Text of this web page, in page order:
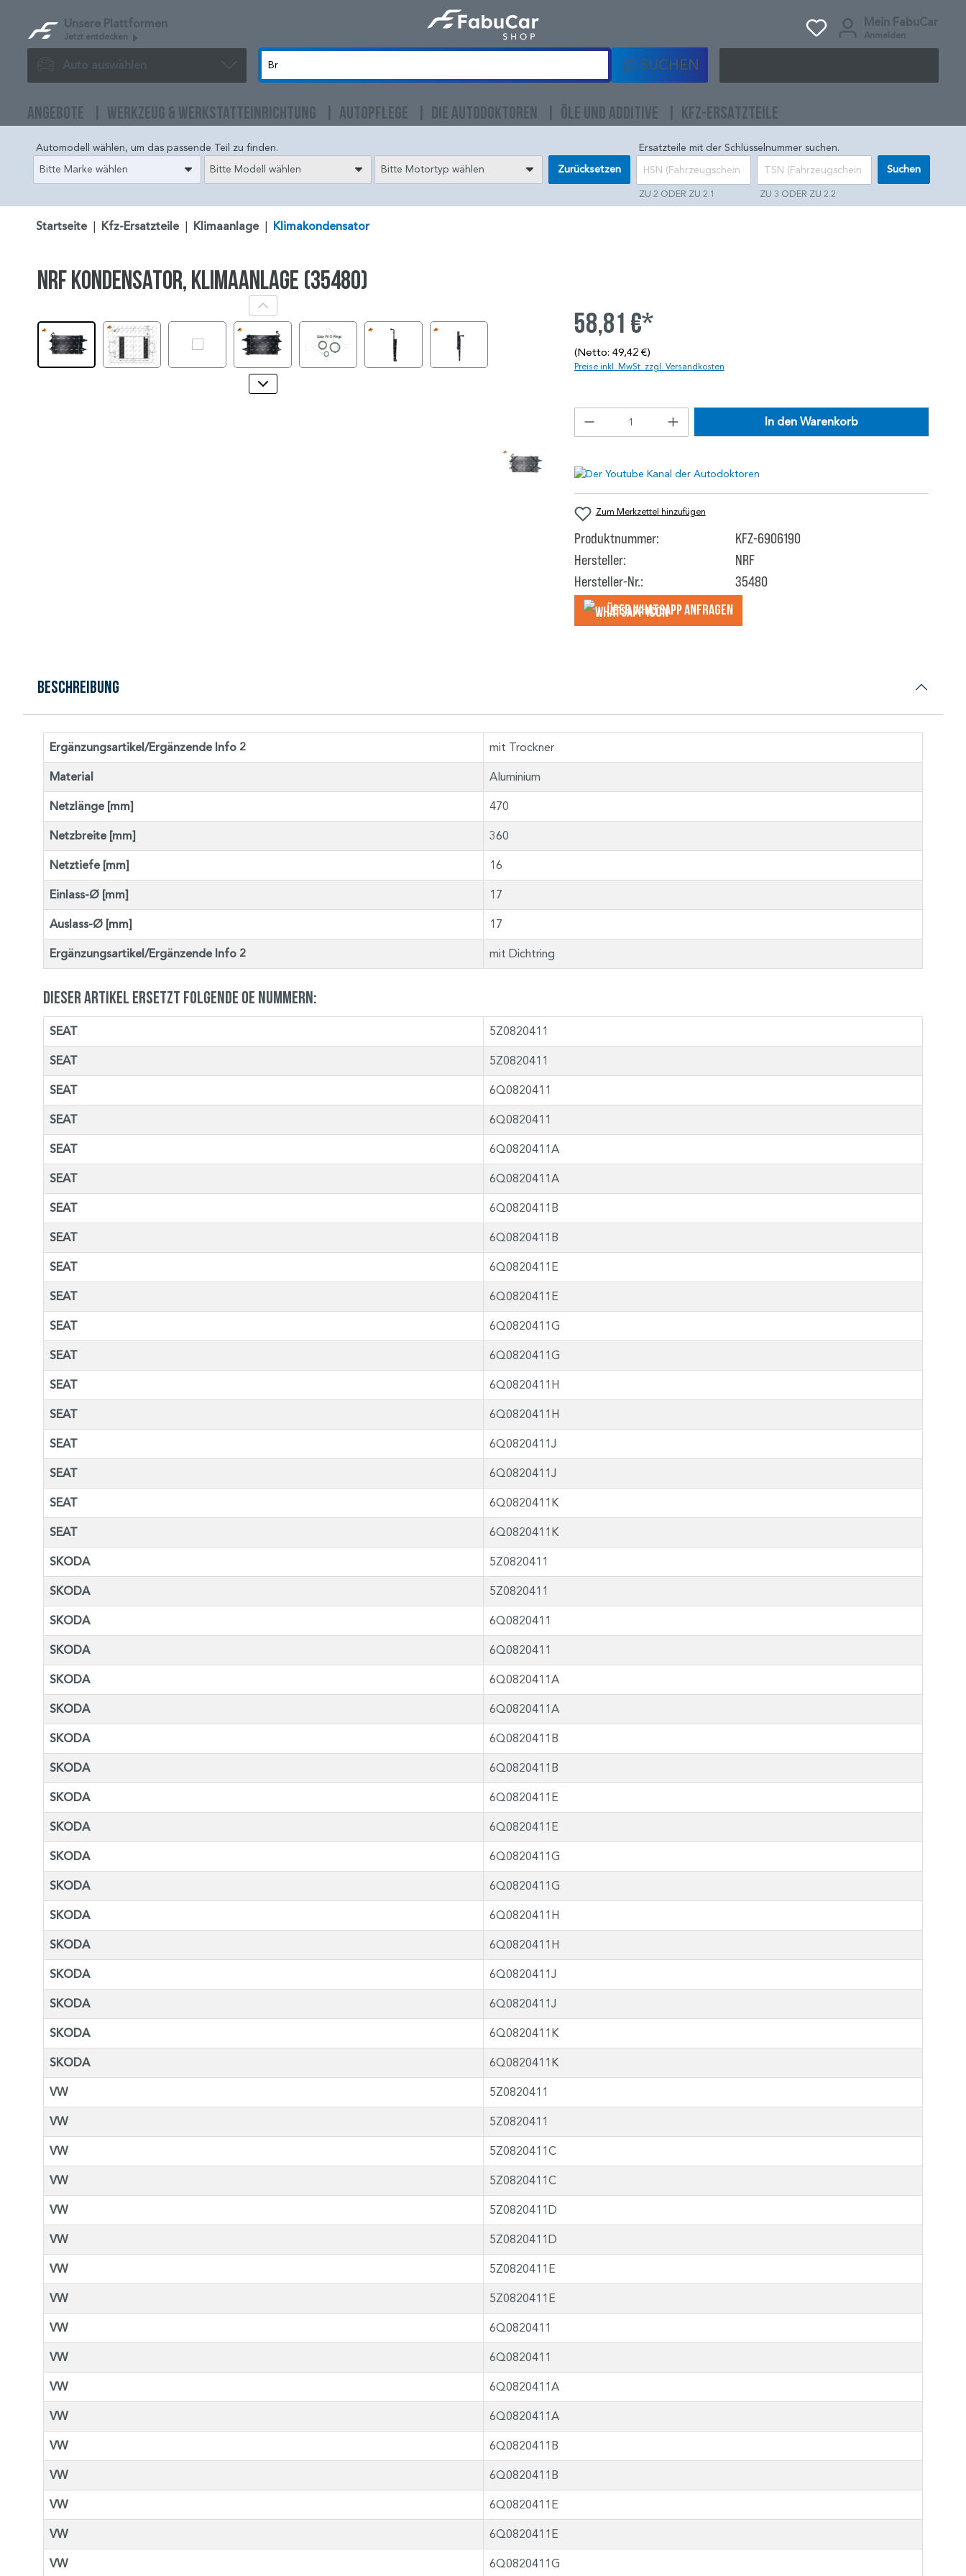
Unsere Plattformen
Jetzt entdecken
Mein FabuCar
Anmelden
Auto auswählen SUCHEN
ANGEBOTE WERKZEUG & WERKSTATTEINRICHTUNG AUTOPFLEGE DIE AUTODOKTOREN ÖLE UND ADDITIVE KFZ-ERSATZTEILE
Automodell wählen, um das passende Teil zu finden.
Bitte Marke wählen
Bitte Modell wählen Bitte Motortyp wählen Zurücksetzen
Ersatzteile mit der Schlüsselnummer suchen.
ZU 2 ODER ZU 2.1 ZU 3 ODER ZU 2.2
Suchen
Startseite Kfz-Ersatzteile Klimaanlage Klimakondensator
NRF Kondensator, Klimaanlage (35480)
58,81 €*
(Netto: 49,42 €)
Preise inkl. MwSt. zzgl. Versandkosten
In den Warenkorb
Zum Merkzettel hinzufügen
Produktnummer:
KFZ-6906190
Hersteller:
NRF
Hersteller-Nr.:
35480
Über WhatsApp anfragеn
Beschreibung
Ergänzungsartikel/Ergänzende Info 2 mit Trockner
Material Aluminium
Netzlänge [mm] 470
Netzbreite [mm] 360
Netztiefe [mm] 16
Einlass-Ø [mm] 17
Auslass-Ø [mm] 17
Ergänzungsartikel/Ergänzende Info 2 mit Dichtring
Dieser Artikel ersetzt folgende OE Nummern:
SEAT 5Z0820411
SEAT 5Z0820411
SEAT 6Q0820411
SEAT 6Q0820411
SEAT 6Q0820411A
SEAT 6Q0820411A
SEAT 6Q0820411B
SEAT 6Q0820411B
SEAT 6Q0820411E
SEAT 6Q0820411E
SEAT 6Q0820411G
SEAT 6Q0820411G
SEAT 6Q0820411H
SEAT 6Q0820411H
SEAT 6Q0820411J
SEAT 6Q0820411J
SEAT 6Q0820411K
SEAT 6Q0820411K
SKODA 5Z0820411
SKODA 5Z0820411
SKODA 6Q0820411
SKODA 6Q0820411
SKODA 6Q0820411A
SKODA 6Q0820411A
SKODA 6Q0820411B
SKODA 6Q0820411B
SKODA 6Q0820411E
SKODA 6Q0820411E
SKODA 6Q0820411G
SKODA 6Q0820411G
SKODA 6Q0820411H
SKODA 6Q0820411H
SKODA 6Q0820411J
SKODA 6Q0820411J
SKODA 6Q0820411K
SKODA 6Q0820411K
VW 5Z0820411
VW 5Z0820411
VW 5Z0820411C
VW 5Z0820411C
VW 5Z0820411D
VW 5Z0820411D
VW 5Z0820411E
VW 5Z0820411E
VW 6Q0820411
VW 6Q0820411
VW 6Q0820411A
VW 6Q0820411A
VW 6Q0820411B
VW 6Q0820411B
VW 6Q0820411E
VW 6Q0820411E
VW 6Q0820411G